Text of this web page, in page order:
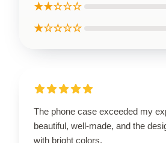
★★☆☆☆
★☆☆☆☆
The phone case exceeded my
beautiful, well-made, and the
with bright colors.